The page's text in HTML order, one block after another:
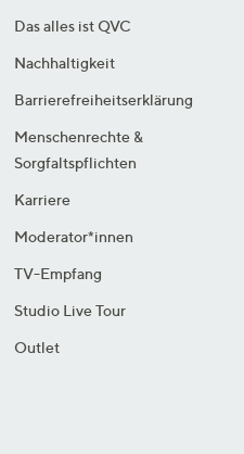
Das alles ist QVC
Nachhaltigkeit
Barrierefreiheitserklärung
Menschenrechte &
Sorgfaltspflichten
Karriere
Moderator*innen
TV-Empfang
Studio Live Tour
Outlet